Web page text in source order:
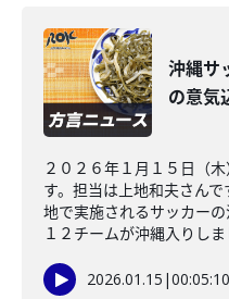
沖縄サ
の意気
２０２６年１月１５日（
す。担当は上地和夫さん
地で実施されるサッカー
１２チームが沖縄入りしま
2026.01.15 |00:05:10